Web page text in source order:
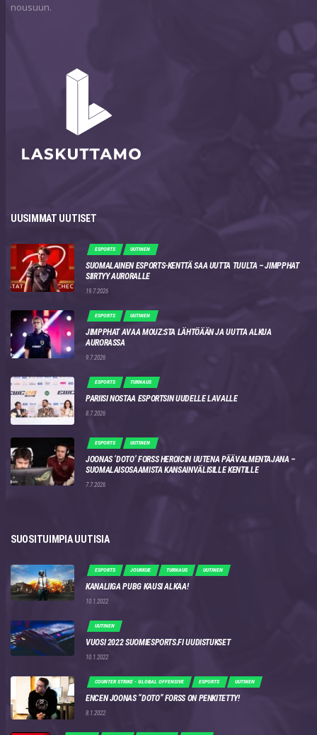
nousuun.
UUSIMMAT UUTISET
ESPORTS UUTINEN
SUOMALAINEN ESPORTS-KENTTÄ SAA UUTTA TUULTA – JIMPPHAT
SIIRTYY AURORALLE
19.7.2026
ESPORTS UUTINEN
JIMPPHAT AVAA MOUZ:STA LÄHTÖÄÄN JA UUTTA ALKUA
AURORASSA
9.7.2026
ESPORTS TURNAUS
PARIISI NOSTAA ESPORTSIN UUDELLE LAVALLE
8.7.2026
ESPORTS UUTINEN
JOONAS ‘DOTO’ FORSS HEROICIN UUTENA PÄÄVALMENTAJANA –
SUOMALAISOSAAMISTA KANSAINVÄLISILLE KENTILLE
7.7.2026
SUOSITUIMPIA UUTISIA
ESPORTS JOUKKUE TURNAUS UUTINEN
KANALIIGA PUBG KAUSI ALKAA!
10.1.2022
UUTINEN
VUOSI 2022 SUOMIESPORTS.FI UUDISTUKSET
10.1.2022
COUNTER STRIKE - GLOBAL OFFENSIVE ESPORTS UUTINEN
ENCEN JOONAS “DOTO” FORSS ON PENKITETTY!
8.1.2022